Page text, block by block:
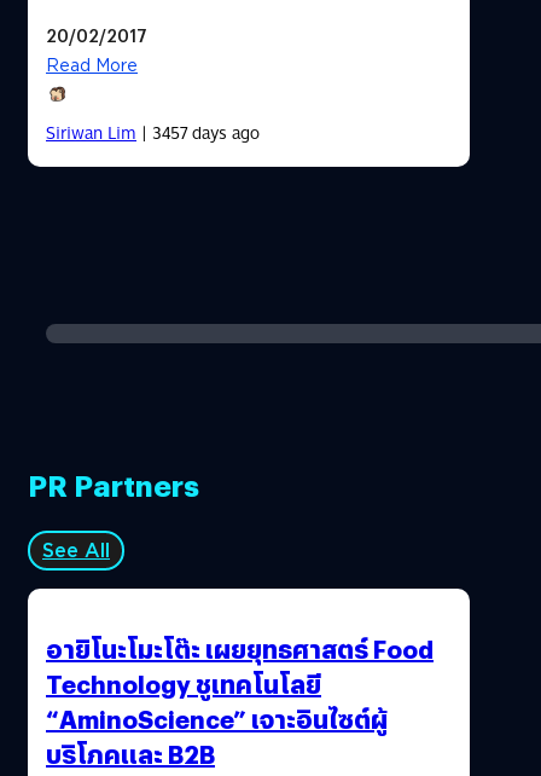
20/02/2017
Read More
Siriwan Lim| 3457 days ago
PR Partners
See All
อายิโนะโมะโต๊ะ เผยยุทธศาสตร์ Food
Technology ชูเทคโนโลยี
“AminoScience” เจาะอินไซต์ผู้
บริโภคและ B2B